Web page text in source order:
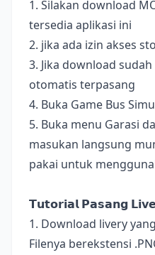
1. Silakan download
tersedia aplikasi ini
2. jika ada izin akses
3. Jika download
otomatis terpasang
4. Buka Game Bus
5. Buka menu Garasi
masukan langsung
pakai untuk
𝗧𝘂𝘁𝗼𝗿𝗶𝗮𝗹 𝗣𝗮𝘀𝗮𝗻𝗴
1. Download livery
Filenya berekstensi